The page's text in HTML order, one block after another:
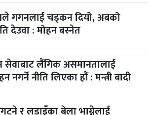
गगनलाई चड्कन दियो, अबको
देउवा : मोहन बस्नेत
सेवाबाट लैंगिक असमानतालाई
नगर्ने नीति लिएका हौं : मन्त्री बादी
र लडाइँका बेला भाग्नेलाई